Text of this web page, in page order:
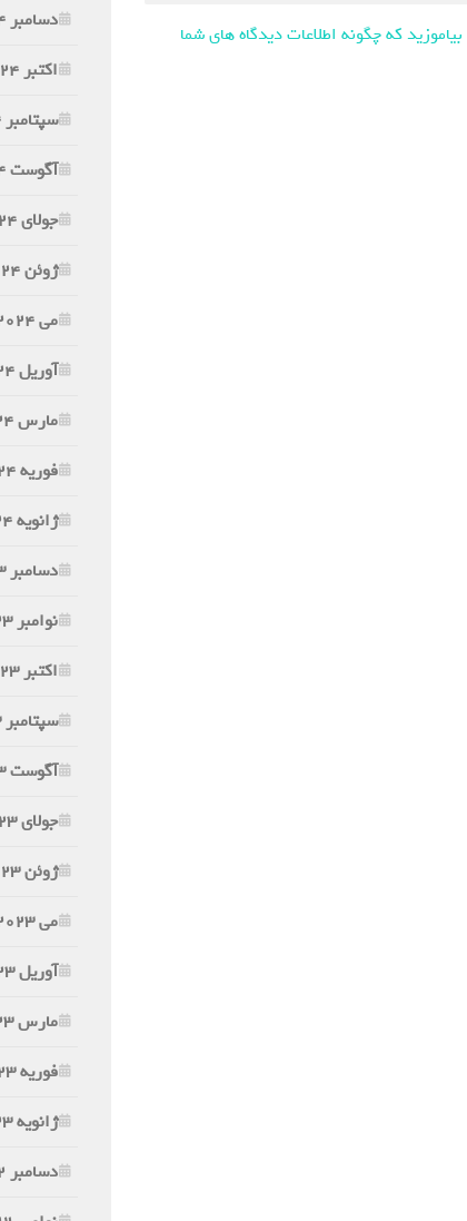
بیاموزید که چگونه اطلاعات دیدگاه های شما
دسامبر 2024
اکتبر 2024
سپتامبر 2024
آگوست 2024
جولای 2024
ژوئن 2024
می 2024
آوریل 2024
مارس 2024
فوریه 2024
ژانویه 2024
دسامبر 2023
نوامبر 2023
اکتبر 2023
سپتامبر 2023
آگوست 2023
جولای 2023
ژوئن 2023
می 2023
آوریل 2023
مارس 2023
فوریه 2023
ژانویه 2023
دسامبر 2022